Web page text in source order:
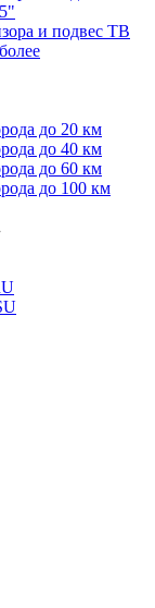
и подвес ТВ
до 20 км
до 40 км
до 60 км
до 100 км